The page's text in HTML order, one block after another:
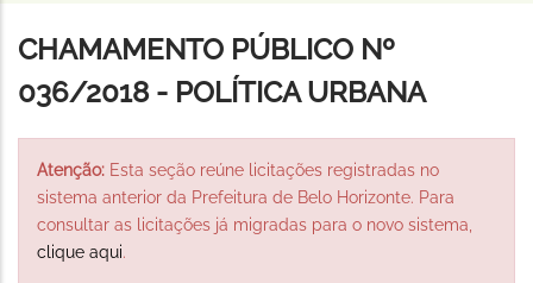
navegação
CHAMAMENTO PÚBLICO Nº
036/2018 - POLÍTICA URBANA
Atenção: Esta seção reúne licitações registradas no
sistema anterior da Prefeitura de Belo Horizonte. Para
consultar as licitações já migradas para o novo sistema,
clique aqui.